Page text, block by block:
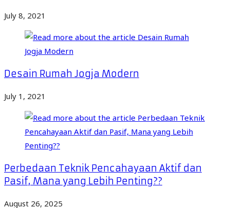
July 8, 2021
Desain Rumah Jogja Modern
July 1, 2021
Perbedaan Teknik Pencahayaan Aktif dan
Pasif, Mana yang Lebih Penting??
August 26, 2025